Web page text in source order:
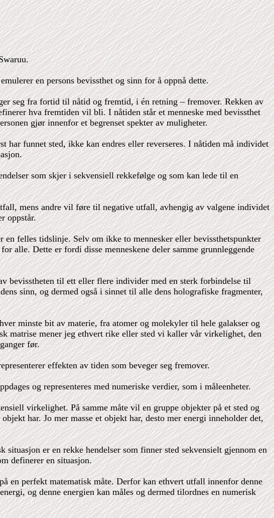
en persons bevissthet og sinn for å oppnå dette.
seg fra fortid til nåtid og fremtid, i én retning – fremover. Rekken av
hva fremtiden vil bli. I nåtiden står et menneske med bevissthet
gjør innenfor et begrenset spekter av muligheter.
funnet sted, ikke kan endres eller reverseres. I nåtiden må individet
som skjer i sekvensiell rekkefølge og som kan lede til en
mens andre vil føre til negative utfall, avhengig av valgene individet
oppstår.
felles tidslinje. Selv om ikke to mennesker eller bevissthetspunkter
alle. Dette er fordi disse menneskene deler samme grunnleggende
bevisstheten til ett eller flere individer med en sterk forbindelse til
sinn, og dermed også i sinnet til alle dens holografiske fragmenter,
minste bit av materie, fra atomer og molekyler til hele galakser og
matrise mener jeg ethvert rike eller sted vi kaller vår virkelighet, den
før.
effekten av tiden som beveger seg fremover.
og representeres med numeriske verdier, som i måleenheter.
virkelighet. På samme måte vil en gruppe objekter på et sted og
har. Jo mer masse et objekt har, desto mer energi inneholder det,
situasjon er en rekke hendelser som finner sted sekvensielt gjennom en
definerer en situasjon.
en perfekt matematisk måte. Derfor kan ethvert utfall innenfor denne
og denne energien kan måles og dermed tilordnes en numerisk